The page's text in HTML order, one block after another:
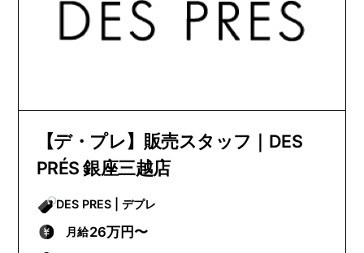
【デ・プレ】販売スタッフ｜DES
PRÉS 銀座三越店
DES PRES | デプレ
月給26万円〜